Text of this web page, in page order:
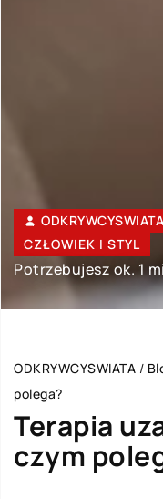
ODKRYWCYSWIATA
CZŁOWIEK I STYL
Potrzebujesz ok. 1
ODKRYWCYSWIATA /
polega?
Terapia
czym